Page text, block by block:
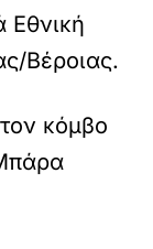
Εθνική
Βέροιας.
κόμβο